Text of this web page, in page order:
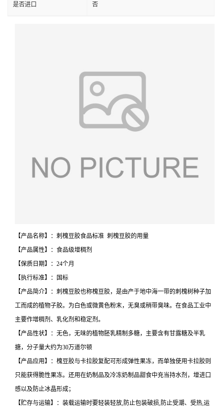
是否进口 否
【产品名称】：刺槐豆胶食品标准 刺槐豆胶的用量
【产品属性】：食品级增稠剂
【保质日期】：24个月
【执行标准】：国标
【产品简介】：刺槐豆胶也称槐豆胶，是由产于地中海一带的刺槐树种子加
工而成的植物子胶。为白色或微黄色粉末，无臭或稍带臭味。在食品工业中
主要作增稠剂、乳化剂和稳定剂。
【产品性状】：无色，无味的植物胚乳精制多糖，主要含有甘露糖及半乳
搪，分子量大约为30万道尔顿
【产品应用】：槐豆胶与卡拉胶复配可形成弹性果冻，而单独使用卡拉胶则
只能获得脆性果冻。还用在奶制品及冷冻奶制品甜食中充当持水剂，增进口
感以及防止冰晶形成；
【贮存与运输】：装载运输时要轻装轻放,防止包装破损,防止受潮、受热,运